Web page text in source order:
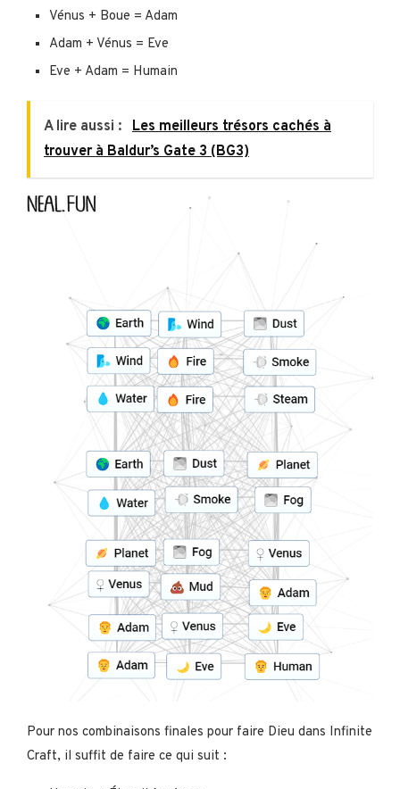
Vénus + Boue = Adam
Adam + Vénus = Eve
Eve + Adam = Humain
A lire aussi :
Les meilleurs trésors cachés à
trouver à Baldur’s Gate 3 (BG3)
Pour nos combinaisons finales pour faire Dieu dans Infinite
Craft, il suffit de faire ce qui suit :